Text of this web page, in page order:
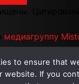
медиагруппу
АВТОРЫ |
to ensure that
website. If you